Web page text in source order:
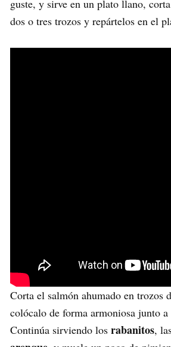
guste, y sirve en un plato llano,
dos o tres trozos y repártelos en el
Corta el salmón ahumado en trozos
colócalo de forma armoniosa junto
Continúa sirviendo los rabanitos,